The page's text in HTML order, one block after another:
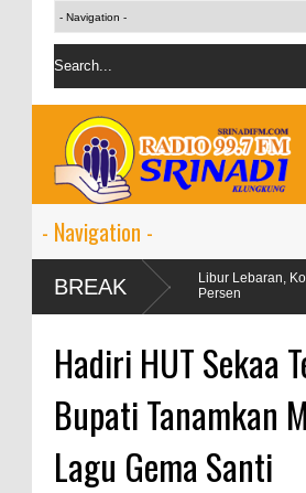
BREAKLibur Lebaran, Konsumsi
Persen
Hadiri HUT Sekaa
Bupati Tanamkan
Lagu Gema Santi